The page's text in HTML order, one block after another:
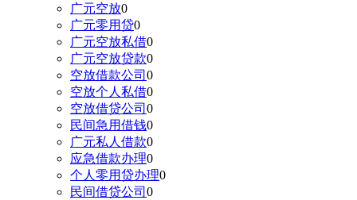
广元空放0
广元零用贷0
广元空放私借0
广元空放贷款0
空放借款公司 0
空放个人私借0
空放借贷公司 0
民间急用借钱0
广元私人借款0
应急借款办理0
个人零用贷办理0
民间借贷公司 0